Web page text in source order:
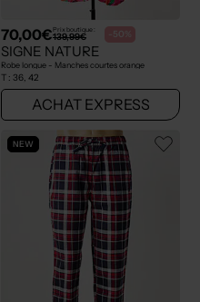
70,00€Prix boutique :
139,99€ -50%
SIGNE NATURE
Robe longue - Manches courtes orange
T : 36, 42
ACHAT EXPRESS
NEW